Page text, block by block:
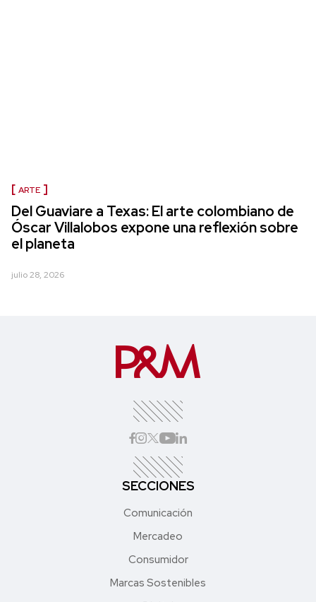
ARTE
Del Guaviare a Texas: El arte colombiano de
Óscar Villalobos expone una reflexión sobre
el planeta
julio 28, 2026
SECCIONES
Comunicación
Mercadeo
Consumidor
Marcas Sostenibles